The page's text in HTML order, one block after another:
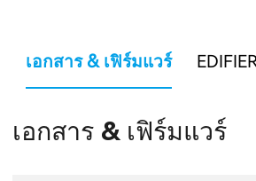
เอกสาร & เฟิร์มแวร์
เอกสาร & เฟิร์มแวร์